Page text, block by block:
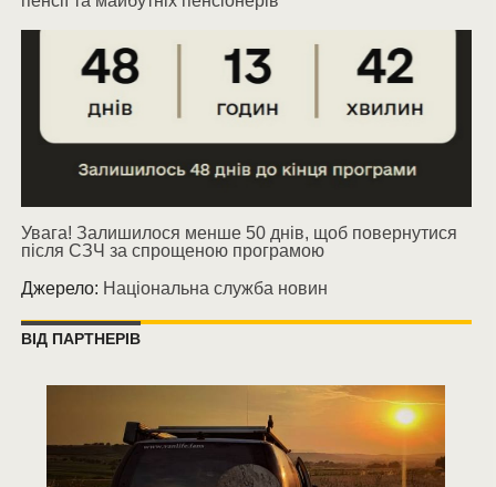
Увага! Залишилося менше 50 днів, щоб повернутися
після СЗЧ за спрощеною програмою
Джерело: Національна служба новин
ВІД ПАРТНЕРІВ